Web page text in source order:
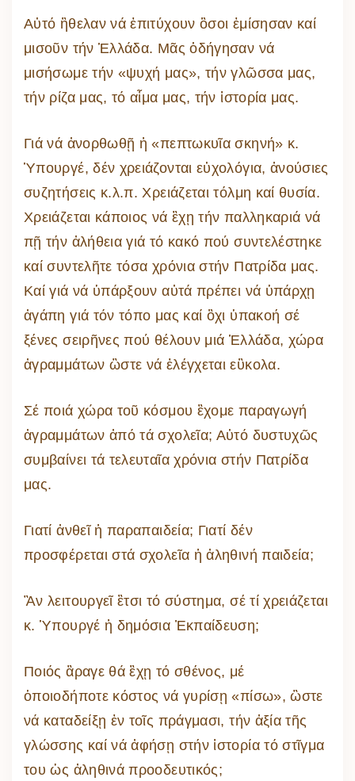
Αὐτό ἢθελαν νά ἐπιτύχουν ὃσοι ἐμίσησαν καί
μισοῦν τήν Ἑλλάδα. Μᾶς ὁδήγησαν νά
μισήσωμε τήν «ψυχή μας», τήν γλῶσσα μας,
τήν ρίζα μας, τό αἷμα μας, τήν ἱστορία μας.
Γιά νά ἀνορθωθῇ ἡ «πεπτωκυῖα σκηνή» κ.
Ὑπουργέ, δέν χρειάζονται εὐχολόγια, ἀνούσιες
συζητήσεις κ.λ.π. Χρειάζεται τόλμη καί θυσία.
Χρειάζεται κάποιος νά ἒχῃ τήν παλληκαριά νά
πῇ τήν ἀλήθεια γιά τό κακό πού συντελέστηκε
καί συντελῆτε τόσα χρόνια στήν Πατρίδα μας.
Καί γιά νά ὑπάρξουν αὐτά πρέπει νά ὑπάρχῃ
ἀγάπη γιά τόν τόπο μας καί ὂχι ὑπακοή σέ
ξένες σειρῆνες πού θέλουν μιά Ἑλλάδα, χώρα
ἀγραμμάτων ὣστε νά ἐλέγχεται εὒκολα.
Σέ ποιά χώρα τοῦ κόσμου ἒχομε παραγωγή
ἀγραμμάτων ἀπό τά σχολεῖα; Αὐτό δυστυχῶς
συμβαίνει τά τελευταῖα χρόνια στήν Πατρίδα
μας.
Γιατί ἀνθεῖ ἡ παραπαιδεία; Γιατί δέν
προσφέρεται στά σχολεῖα ἡ ἀληθινή παιδεία;
Ἂν λειτουργεῖ ἒτσι τό σύστημα, σέ τί χρειάζεται
κ. Ὑπουργέ ἡ δημόσια Ἐκπαίδευση;
Ποιός ἂραγε θά ἒχῃ τό σθένος, μέ
ὁποιοδήποτε κόστος νά γυρίσῃ «πίσω», ὣστε
νά καταδείξῃ ἐν τοῖς πράγμασι, τήν ἀξία τῆς
γλώσσης καί νά ἀφήσῃ στήν ἱστορία τό στῖγμα
του ὡς ἀληθινά προοδευτικός;